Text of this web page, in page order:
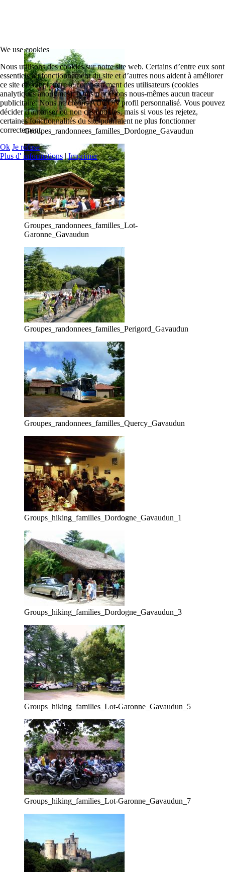
Groupes_randonnees_familles_Dordogne_Gavaudun
Groupes_randonnees_familles_Lot-
Garonne_Gavaudun
Groupes_randonnees_familles_Perigord_Gavaudun
Groupes_randonnees_familles_Quercy_Gavaudun
Groups_hiking_families_Dordogne_Gavaudun_1
Groups_hiking_families_Dordogne_Gavaudun_3
Groups_hiking_families_Lot-Garonne_Gavaudun_5
Groups_hiking_families_Lot-Garonne_Gavaudun_7
We use cookies
Nous utilisons des cookies sur notre site web. Certains d’entre eux sont
essentiels au fonctionnement du site et d’autres nous aident à améliorer
ce site et comprendre le comportement des utilisateurs (cookies
analytiques anonymes). Nous n'utilisons nous-mêmes aucun traceur
publicitaire. Nous ne créons AUCUN profil personnalisé. Vous pouvez
décider d'autoriser ou non ces cookies, mais si vous les rejetez,
certaines fonctionnalités du site pourraient ne plus fonctionner
correctement.
Ok Je refuse
Plus d' informations|Imprimer